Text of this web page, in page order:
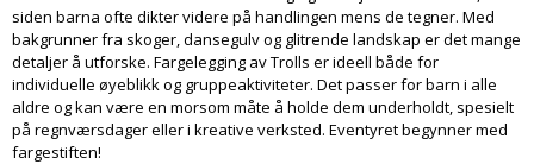
siden barna ofte dikter videre på handlingen mens de tegner. Med
bakgrunner fra skoger, dansegulv og glitrende landskap er det mange
detaljer å utforske. Fargelegging av Trolls er ideell både for
individuelle øyeblikk og gruppeaktiviteter. Det passer for barn i alle
aldre og kan være en morsom måte å holde dem underholdt, spesielt
på regnværsdager eller i kreative verksted. Eventyret begynner med
fargestiften!